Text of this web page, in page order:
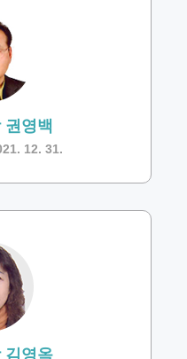
권영백
12. 31.
김영옥